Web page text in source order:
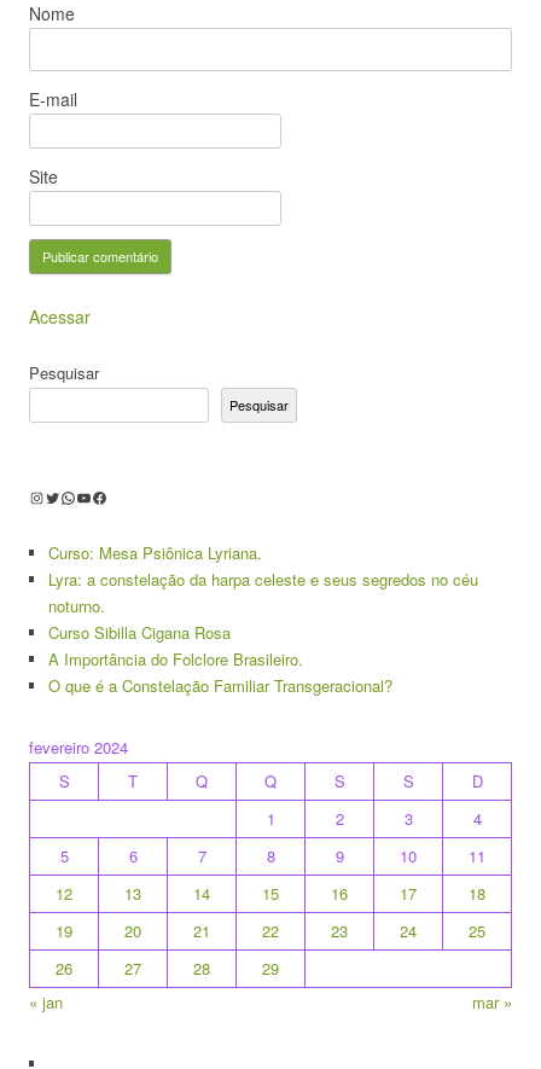
Nome
E-mail
Site
Acessar
Pesquisar
Pesquisar
Instagram
Twitter
WhatsApp
Youtube
Facebook
Curso: Mesa Psiônica Lyriana.
Lyra: a constelação da harpa celeste e seus segredos no céu
noturno.
Curso Sibilla Cigana Rosa
A Importância do Folclore Brasileiro.
O que é a Constelação Familiar Transgeracional?
fevereiro 2024
S
T Q Q S S
D
1
2 3
4
5
6 7 8 9 10
11
12
13 14 15 16 17
18
19
20 21 22 23 24
25
26
27 28
29
« jan
mar »